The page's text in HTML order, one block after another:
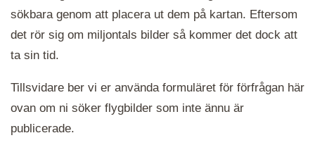
sökbara genom att placera ut dem på kartan. Eftersom
det rör sig om miljontals bilder så kommer det dock att
ta sin tid.
Tillsvidare ber vi er använda formuläret för förfrågan här
ovan om ni söker flygbilder som inte ännu är
publicerade.